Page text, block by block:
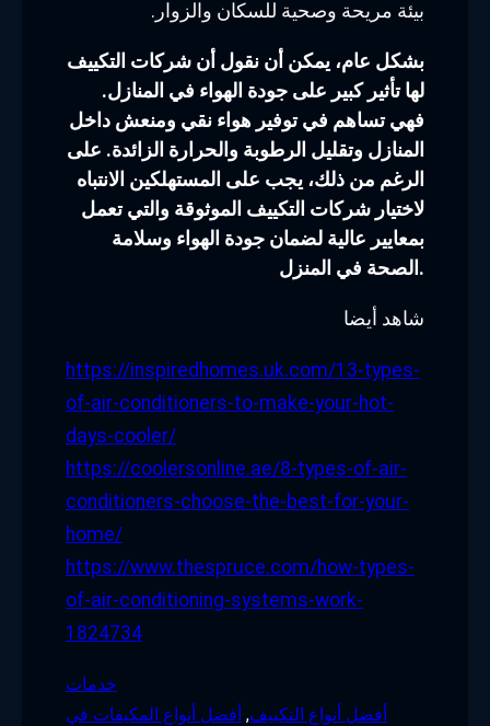
بيئة مريحة وصحية للسكان والزوار.
بشكل عام، يمكن أن نقول أن شركات التكييف
لها تأثير كبير على جودة الهواء في المنازل.
فهي تساهم في توفير هواء نقي ومنعش داخل
المنازل وتقليل الرطوبة والحرارة الزائدة. على
الرغم من ذلك، يجب على المستهلكين الانتباه
لاختيار شركات التكييف الموثوقة والتي تعمل
بمعايير عالية لضمان جودة الهواء وسلامة
الصحة في المنزل.
شاهد أيضا
https://inspiredhomes.uk.com/13-types-
of-air-conditioners-to-make-your-hot-
days-cooler/
https://coolersonline.ae/8-types-of-air-
conditioners-choose-the-best-for-your-
home/
https://www.thespruce.com/how-types-
of-air-conditioning-systems-work-
1824734
خدمات
أفضل أنواع التكييف, أفضل أنواع المكيفات في